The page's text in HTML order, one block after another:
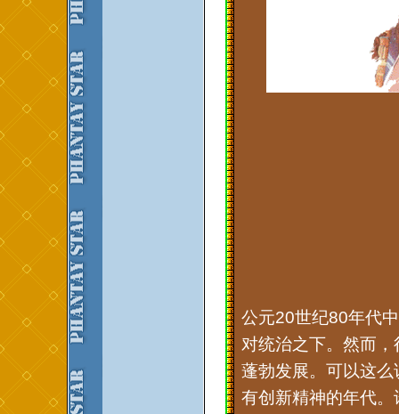
公元20世纪80年代
对统治之下。然而
蓬勃发展。可以这
有创新精神的年代